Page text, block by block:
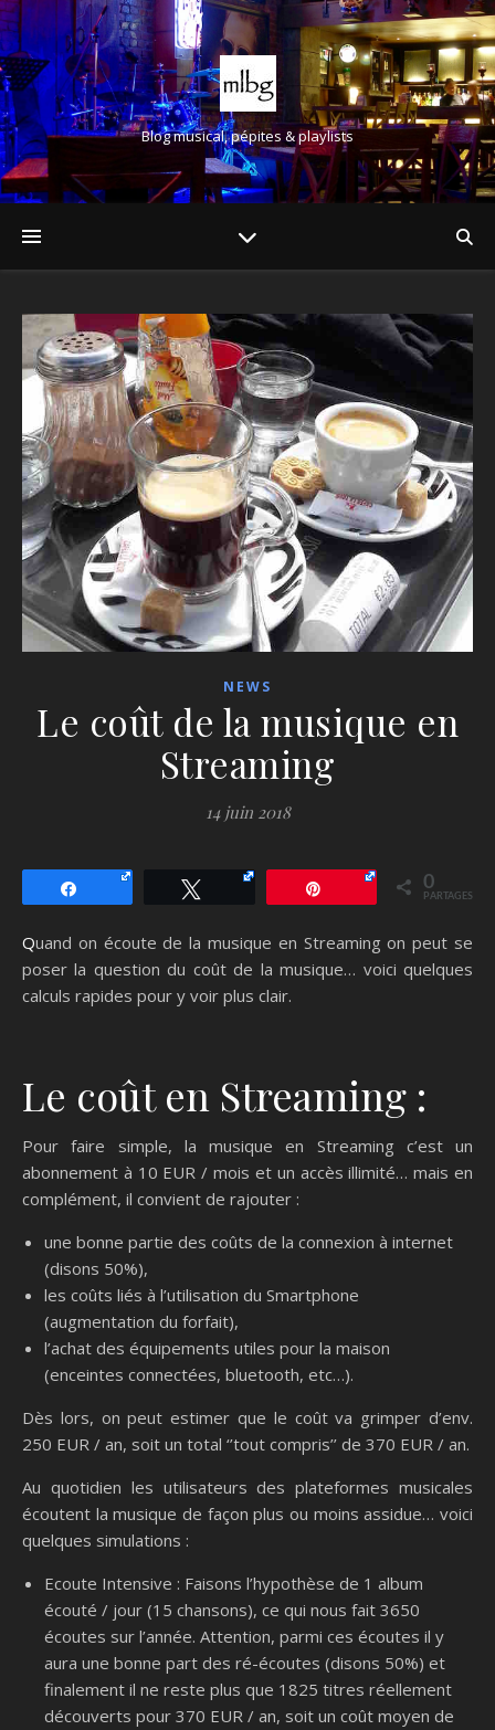
Blog musical, pépites & playlists
NEWS
Le coût de la musique en
Streaming
14 juin 2018
0
PARTAGES
Quand on écoute de la musique en Streaming on peut se
poser la question du coût de la musique… voici quelques
calculs rapides pour y voir plus clair.
Le coût en Streaming :
Pour faire simple, la musique en Streaming c’est un
abonnement à 10 EUR / mois et un accès illimité… mais en
complément, il convient de rajouter :
une bonne partie des coûts de la connexion à internet
(disons 50%),
les coûts liés à l’utilisation du Smartphone
(augmentation du forfait),
l’achat des équipements utiles pour la maison
(enceintes connectées, bluetooth, etc…).
Dès lors, on peut estimer que le coût va grimper d’env.
250 EUR / an, soit un total ‘’tout compris’’ de 370 EUR / an.
Au quotidien les utilisateurs des plateformes musicales
écoutent la musique de façon plus ou moins assidue… voici
quelques simulations :
Ecoute Intensive : Faisons l’hypothèse de 1 album
écouté / jour (15 chansons), ce qui nous fait 3650
écoutes sur l’année. Attention, parmi ces écoutes il y
aura une bonne part des ré-écoutes (disons 50%) et
finalement il ne reste plus que 1825 titres réellement
découverts pour 370 EUR / an, soit un coût moyen de